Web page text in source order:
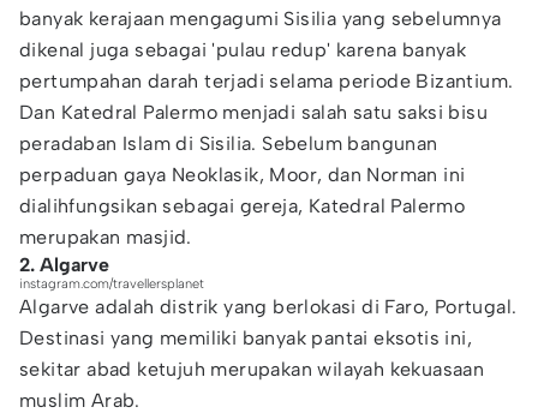
banyak kerajaan mengagumi Sisilia yang sebelumnya
dikenal juga sebagai 'pulau redup' karena banyak
pertumpahan darah terjadi selama periode Bizantium.
Dan Katedral Palermo menjadi salah satu saksi bisu
peradaban Islam di Sisilia. Sebelum bangunan
perpaduan gaya Neoklasik, Moor, dan Norman ini
dialihfungsikan sebagai gereja, Katedral Palermo
merupakan masjid.
2. Algarve
instagram.com/travellersplanet
Algarve adalah distrik yang berlokasi di Faro, Portugal.
Destinasi yang memiliki banyak pantai eksotis ini,
sekitar abad ketujuh merupakan wilayah kekuasaan
muslim Arab.